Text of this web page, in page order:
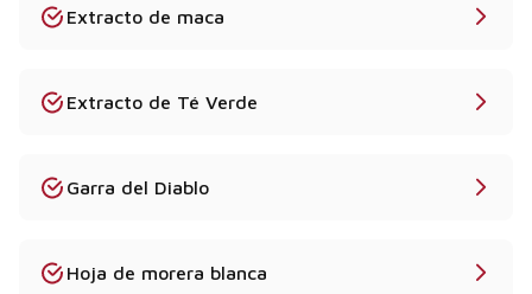
Extracto de maca
Extracto de Té Verde
Garra del Diablo
Hoja de morera blanca